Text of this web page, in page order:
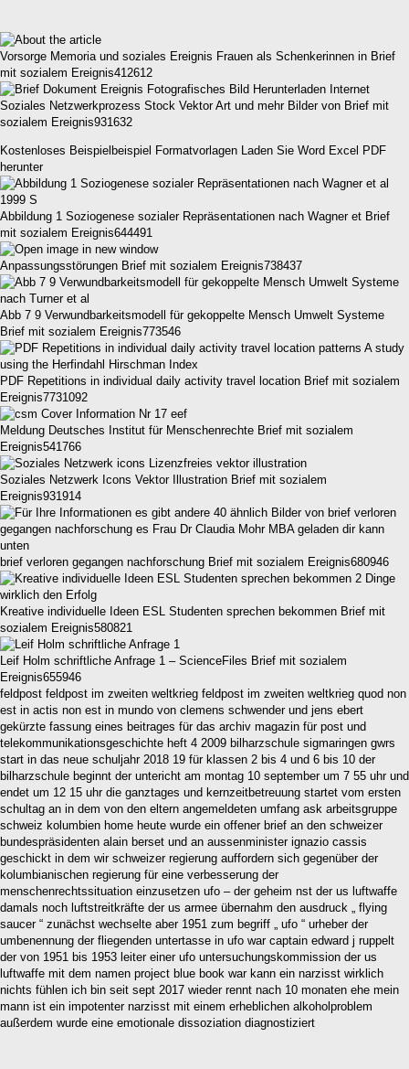
Vorsorge Memoria und soziales Ereignis Frauen als Schenkerinnen in Brief
mit sozialem Ereignis412612
Soziales Netzwerkprozess Stock Vektor Art und mehr Bilder von Brief mit
sozialem Ereignis931632
Kostenloses Beispielbeispiel Formatvorlagen Laden Sie Word Excel PDF
herunter
Abbildung 1 Soziogenese sozialer Repräsentationen nach Wagner et Brief
mit sozialem Ereignis644491
Anpassungsstörungen Brief mit sozialem Ereignis738437
Abb 7 9 Verwundbarkeitsmodell für gekoppelte Mensch Umwelt Systeme
Brief mit sozialem Ereignis773546
PDF Repetitions in individual daily activity travel location Brief mit sozialem
Ereignis7731092
Meldung Deutsches Institut für Menschenrechte Brief mit sozialem
Ereignis541766
Soziales Netzwerk Icons Vektor Illustration Brief mit sozialem
Ereignis931914
brief verloren gegangen nachforschung Brief mit sozialem Ereignis680946
Kreative individuelle Ideen ESL Studenten sprechen bekommen Brief mit
sozialem Ereignis580821
Leif Holm schriftliche Anfrage 1 – ScienceFiles Brief mit sozialem
Ereignis655946
feldpost feldpost im zweiten weltkrieg feldpost im zweiten weltkrieg quod non
est in actis non est in mundo von clemens schwender und jens ebert
gekürzte fassung eines beitrages für das archiv magazin für post und
telekommunikationsgeschichte heft 4 2009 bilharzschule sigmaringen gwrs
start in das neue schuljahr 2018 19 für klassen 2 bis 4 und 6 bis 10 der
bilharzschule beginnt der untericht am montag 10 september um 7 55 uhr und
endet um 12 15 uhr die ganztages und kernzeitbetreuung startet vom ersten
schultag an in dem von den eltern angemeldeten umfang ask arbeitsgruppe
schweiz kolumbien home heute wurde ein offener brief an den schweizer
bundespräsidenten alain berset und an aussenminister ignazio cassis
geschickt in dem wir schweizer regierung auffordern sich gegenüber der
kolumbianischen regierung für eine verbesserung der
menschenrechtssituation einzusetzen ufo – der geheim nst der us luftwaffe
damals noch luftstreitkräfte der us armee übernahm den ausdruck „ flying
saucer “ zunächst wechselte aber 1951 zum begriff „ ufo “ urheber der
umbenennung der fliegenden untertasse in ufo war captain edward j ruppelt
der von 1951 bis 1953 leiter einer ufo untersuchungskommission der us
luftwaffe mit dem namen project blue book war kann ein narzisst wirklich
nichts fühlen ich bin seit sept 2017 wieder rennt nach 10 monaten ehe mein
mann ist ein impotenter narzisst mit einem erheblichen alkoholproblem
außerdem wurde eine emotionale dissoziation diagnostiziert